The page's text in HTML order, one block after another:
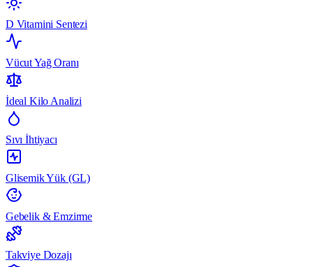
D Vitamini Sentezi
Vücut Yağ Oranı
İdeal Kilo Analizi
Sıvı İhtiyacı
Glisemik Yük (GL)
Gebelik & Emzirme
Takviye Dozajı